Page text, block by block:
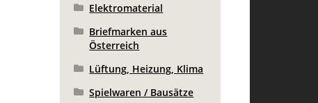
Elektromaterial
Briefmarken aus
Österreich
Lüftung, Heizung, Klima
Spielwaren / Bausätze